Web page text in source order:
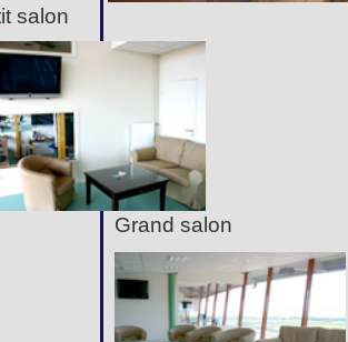
salon
Grand salon